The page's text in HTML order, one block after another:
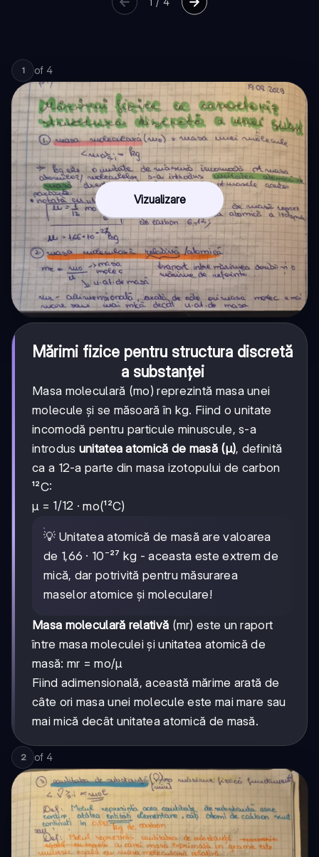
1 of 4
Vizualizare
Mărimi fizice pentru structura discretă
a substanței
Masa moleculară (mo) reprezintă masa unei
molecule și se măsoară în kg. Fiind o unitate
incomodă pentru particule minuscule, s-a
introdus unitatea atomică de masă (μ), definită
ca a 12-a parte din masa izotopului de carbon
¹²C:
μ = 1/12
1/12 · mo(¹²C)
💡 Unitatea atomică de masă are valoarea
de 1,66 · 10⁻²⁷ kg - aceasta este extrem de
mică, dar potrivită pentru măsurarea
maselor atomice și moleculare!
Masa moleculară relativă (mr) este un raport
între masa moleculei și unitatea atomică de
masă: mr = mo/μ
Fiind adimensională, această mărime arată de
câte ori masa unei molecule este mai mare sau
mai mică decât unitatea atomică de masă.
2 of 4